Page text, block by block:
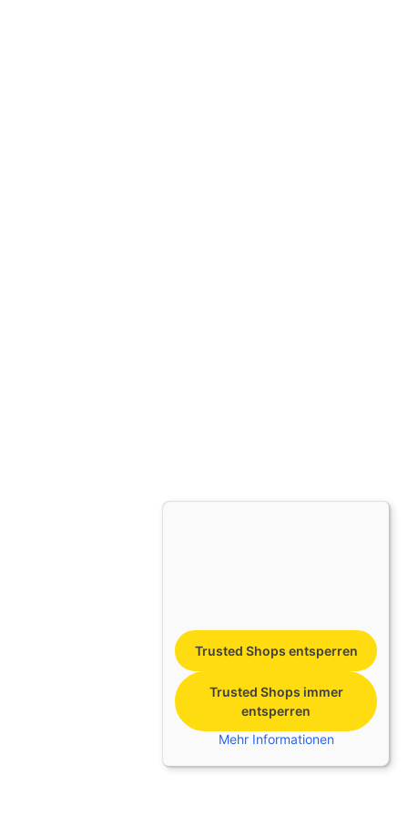
Trusted Shops entsperren
Trusted Shops immer
entsperren
Mehr Informationen